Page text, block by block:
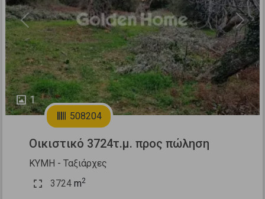
1
Previous Next
508204
Οικιστικό 3724τ.μ. προς πώληση
ΚΥΜΗ - Ταξιάρχες
3724 m2